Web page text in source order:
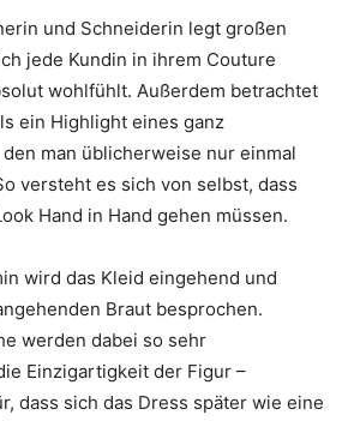
und Schneiderin legt großen
jede Kundin in ihrem Couture
wohlfühlt. Außerdem betrachtet
ein Highlight eines ganz
man üblicherweise nur einmal
versteht es sich von selbst, dass
Hand in Hand gehen müssen.
wird das Kleid eingehend und
Braut besprochen.
werden dabei so sehr
Einzigartigkeit der Figur –
dass sich das Dress später wie eine